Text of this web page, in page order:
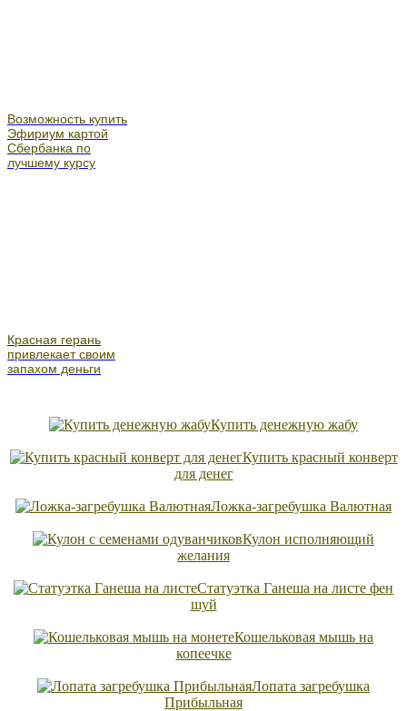
Возможность купить
Эфириум картой
Сбербанка по
лучшему курсу
Красная герань
привлекает своим
запахом деньги
Купить денежную жабу
Купить красный конверт
для денег
Ложка-загребушка Валютная
Кулон исполняющий
желания
Статуэтка Ганеша на листе фен
шуй
Кошельковая мышь на
копеечке
Лопата загребушка
Прибыльная